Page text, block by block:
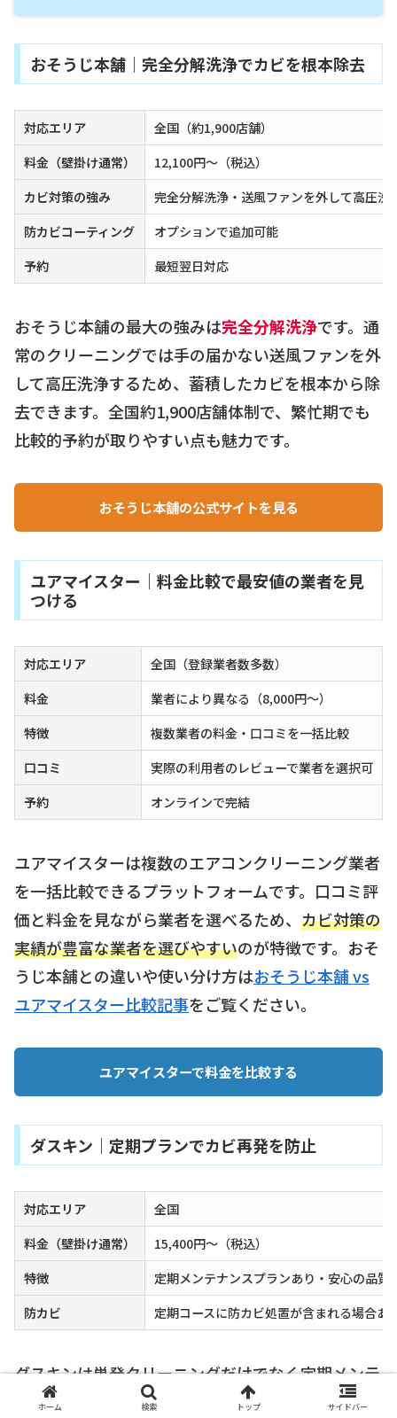
おそうじ本舗｜完全分解洗浄でカビを根本除去
対応エリア
全国（約1,900店舗）
料金（壁掛け通常）
12,100円〜（税込）
カビ対策の強み
完全分解洗浄・送風ファンを外して高圧洗
防カビコーティング
オプションで追加可能
予約
最短翌日対応
おそうじ本舗の最大の強みは完全分解洗浄です。通
常のクリーニングでは手の届かない送風ファンを外
して高圧洗浄するため、蓄積したカビを根本から除
去できます。全国約1,900店舗体制で、繁忙期でも
比較的予約が取りやすい点も魅力です。
おそうじ本舗の公式サイトを見る
ユアマイスター｜料金比較で最安値の業者を見
つける
対応エリア
全国（登録業者数多数）
料金
業者により異なる（8,000円〜）
特徴
複数業者の料金・口コミを一括比較
口コミ
実際の利用者のレビューで業者を選択可
予約
オンラインで完結
ユアマイスターは複数のエアコンクリーニング業者
を一括比較できるプラットフォームです。口コミ評
価と料金を見ながら業者を選べるため、 カビ対策の
実績が豊富な業者を選びやすいのが特徴です。おそ
うじ本舗との違いや使い分け方はおそうじ本舗 vs
ユアマイスター比較記事をご覧ください。
ユアマイスターで料金を比較する
ダスキン｜定期プランでカビ再発を防止
対応エリア
全国
料金（壁掛け通常）
15,400円〜（税込）
特徴
定期メンテナンスプランあり・安心の品質
防カビ
定期コースに防カビ処置が含まれる場合あ
ダスキンは単発クリーニングだけでなく定期メンテ
ナンスプラン
を提供しており、カビが再発しにくい
ホーム 検索 トップ サイドバー